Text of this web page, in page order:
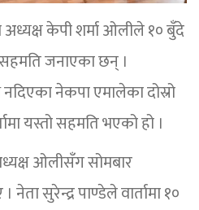
केपी शर्मा ओलीले १० बुँदे
सहमति जनाएका छन् ।
नेकपा एमालेका दोस्रो
यस्तो सहमति भएको हो ।
ओलीसँग सोमबार
नेता सुरेन्द्र पाण्डेले वार्तामा १०